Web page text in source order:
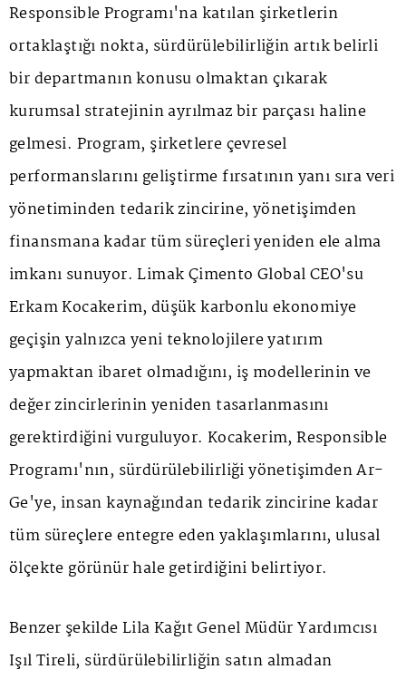
Responsible Programı'na katılan şirketlerin
ortaklaştığı nokta, sürdürülebilirliğin artık belirli
bir departmanın konusu olmaktan çıkarak
kurumsal stratejinin ayrılmaz bir parçası haline
gelmesi. Program, şirketlere çevresel
performanslarını geliştirme fırsatının yanı sıra veri
yönetiminden tedarik zincirine, yönetişimden
finansmana kadar tüm süreçleri yeniden ele alma
imkanı sunuyor. Limak Çimento Global CEO'su
Erkam Kocakerim, düşük karbonlu ekonomiye
geçişin yalnızca yeni teknolojilere yatırım
yapmaktan ibaret olmadığını, iş modellerinin ve
değer zincirlerinin yeniden tasarlanmasını
gerektirdiğini vurguluyor. Kocakerim, Responsible
Programı'nın, sürdürülebilirliği yönetişimden Ar-
Ge'ye, insan kaynağından tedarik zincirine kadar
tüm süreçlere entegre eden yaklaşımlarını, ulusal
ölçekte görünür hale getirdiğini belirtiyor.
Benzer şekilde Lila Kağıt Genel Müdür Yardımcısı
Işıl Tireli, sürdürülebilirliğin satın almadan